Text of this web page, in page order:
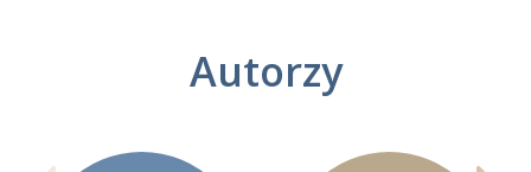
Autorzy